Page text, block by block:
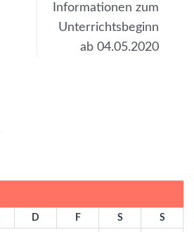
Informationen zum
Unterrichtsbeginn
ab 04.05.2020
D F S S